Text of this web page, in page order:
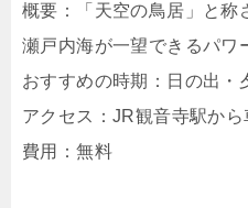
概要：「天空の鳥居」と称
瀬戸内海が一望できるパワ
おすすめの時期：日の出・
アクセス：JR観音寺駅か
費用：無料